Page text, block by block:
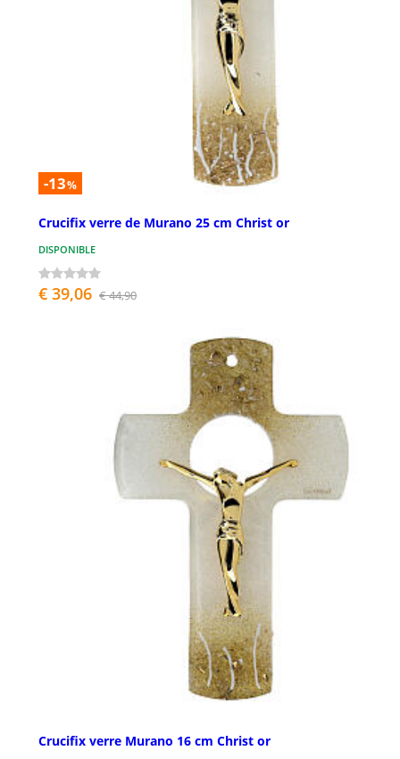
-13%
Crucifix verre de Murano 25 cm Christ or
DISPONIBLE
€ 39,06 € 44,90
Crucifix verre Murano 16 cm Christ or